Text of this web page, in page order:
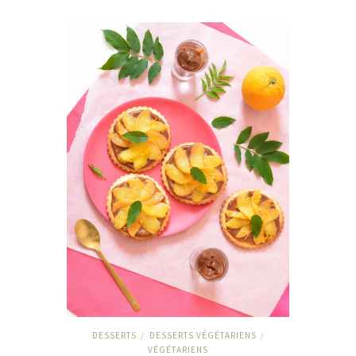
DESSERTS / DESSERTS VÉGÉTARIENS /
VÉGÉTARIENS